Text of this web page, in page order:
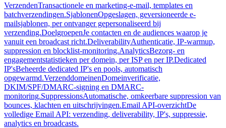
VerzendenTransactionele en marketing-e-mail, templates en
batchverzendingen.SjablonenOpgeslagen, geversioneerde e-
mailsjablonen, per ontvanger gepersonaliseerd bij
verzending.DoelgroepenJe contacten en de audiences waarop je
vanuit een broadcast richt.DeliverabilityAuthenticatie, IP-warmup,
suppression en blocklist-monitoring.AnalyticsBezorg- en
engagementstatistieken per domein, per ISP en per IP.Dedicated
IP'sBeheerde dedicated IP's en pools, automatisch
opgewarmd.VerzenddomeinenDomeinverificatie,
DKIM/SPF/DMARC-signing en DMARC-
monitoring.SuppressionsAutomatische, omkeerbare suppression van
bounces, klachten en uitschrijvingen.Email API-overzichtDe
volledige Email API: verzending, deliverability, IP's, suppressie,
analytics en broadcasts.